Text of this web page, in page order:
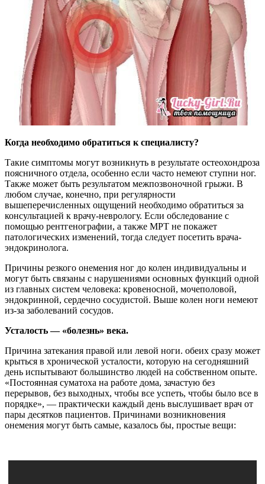
Когда необходимо обратиться к специалисту?
Такие симптомы могут возникнуть в результате остеохондроза
поясничного отдела, особенно если часто немеют ступни ног.
Также может быть результатом межпозвоночной грыжи. В
любом случае, конечно, при регулярности
вышеперечисленных ощущений необходимо обратиться за
консультацией к врачу-неврологу. Если обследование с
помощью рентгенографии, а также МРТ не покажет
патологических изменений, тогда следует посетить врача-
эндокринолога.
Причины резкого онемения ног до колен индивидуальны и
могут быть связаны с нарушениями основных функций одной
из главных систем человека: кровеносной, мочеполовой,
эндокринной, сердечно сосудистой. Выше колен ноги немеют
из-за заболеваний сосудов.
Усталость — «болезнь» века.
Причина затекания правой или левой ноги. обеих сразу может
крыться в хронической усталости, которую на сегодняшний
день испытывают большинство людей на собственном опыте.
«Постоянная суматоха на работе дома, зачастую без
перерывов, без выходных, чтобы все успеть, чтобы было все в
порядке», — практически каждый день выслушивает врач от
пары десятков пациентов. Причинами возникновения
онемения могут быть самые, казалось бы, простые вещи: